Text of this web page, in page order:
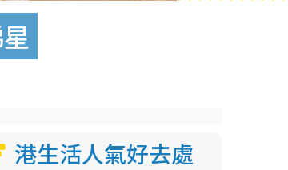
港生活人氣好去處